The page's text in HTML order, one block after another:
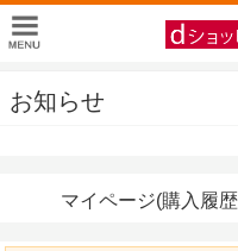
お知らせ
マイページ(購入履